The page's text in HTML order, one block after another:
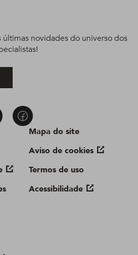
Mapa do site
Aviso de cookies
Termos de uso
Acessibilidade
novidades do universo dos